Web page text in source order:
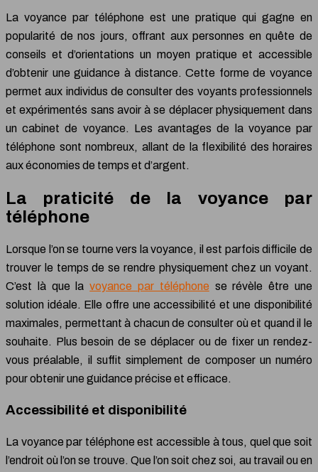
La voyance par téléphone est une pratique qui gagne en
popularité denos jours, offrant aux personnes en quête de
conseils et d’orientations un moyen pratique et accessible
d’obtenir une guidance à distance. Cette forme de voyance
permet aux individus de consulter des voyants professionnels
et expérimentés sans avoir à se déplacer physiquement dans
un cabinet de voyance. Les avantages de la voyance par
téléphone sont nombreux, allant de la flexibilité des horaires
aux économies de temps et d’argent.
La praticité de la voyance par
téléphone
Lorsque l’on se tourne vers la voyance, il est parfois difficile de
trouver le temps de se rendre physiquement chez un voyant.
C’est là que lavoyance par téléphone se révèle être une
solution idéale. Elle offre une accessibilité et une disponibilité
maximales, permettant à chacun de consulter où et quand il le
souhaite. Plus besoin de se déplacer ou de fixer un rendez-
vous préalable, il suffit simplement de composer un numéro
pour obtenir une guidance précise et efficace.
Accessibilité et disponibilité
La voyance par téléphone est accessible à tous, quel que soit
l’endroit où l’on se trouve. Que l’on soit chez soi, au travail ou en